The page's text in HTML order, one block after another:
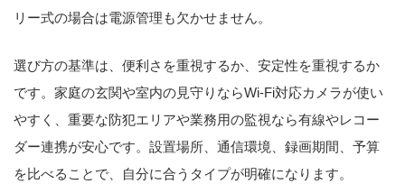
リー式の場合は電源管理も欠かせません。
選び方の基準は、便利さを重視するか、安定性を重視するか
です。家庭の玄関や室内の見守りならWi-Fi対応カメラが使い
やすく、重要な防犯エリアや業務用の監視なら有線やレコー
ダー連携が安心です。設置場所、通信環境、録画期間、予算
を比べることで、自分に合うタイプが明確になります。